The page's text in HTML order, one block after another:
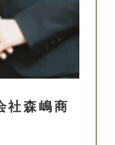
森嶋商